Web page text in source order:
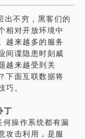
出不穷，黑客们的
相对开放环境中
越来越多的服务
间谍隐患时刻威
越来越受到关
下面互联数据将
巧。
丁
操作系统都有漏
攻击利用，是服